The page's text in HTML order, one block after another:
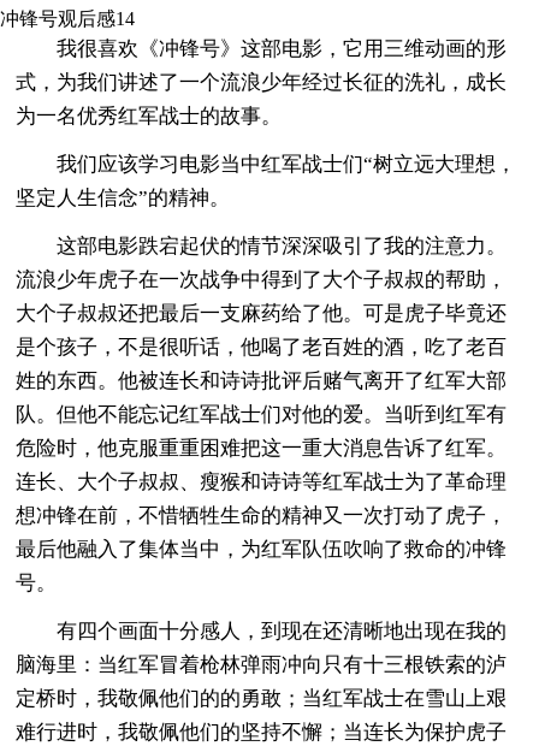
冲锋号观后感14
我很喜欢《冲锋号》这部电影，它用三维动画的形
式，为我们讲述了一个流浪少年经过长征的洗礼，成长
为一名优秀红军战士的故事。
我们应该学习电影当中红军战士们“树立远大理想，
坚定人生信念”的精神。
这部电影跌宕起伏的情节深深吸引了我的注意力。
流浪少年虎子在一次战争中得到了大个子叔叔的帮助，
大个子叔叔还把最后一支麻药给了他。可是虎子毕竟还
是个孩子，不是很听话，他喝了老百姓的酒，吃了老百
姓的东西。他被连长和诗诗批评后赌气离开了红军大部
队。但他不能忘记红军战士们对他的爱。当听到红军有
危险时，他克服重重困难把这一重大消息告诉了红军。
连长、大个子叔叔、瘦猴和诗诗等红军战士为了革命理
想冲锋在前，不惜牺牲生命的精神又一次打动了虎子，
最后他融入了集体当中，为红军队伍吹响了救命的冲锋
号。
有四个画面十分感人，到现在还清晰地出现在我的
脑海里：当红军冒着枪林弹雨冲向只有十三根铁索的泸
定桥时，我敬佩他们的的勇敢；当红军战士在雪山上艰
难行进时，我敬佩他们的坚持不懈；当连长为保护虎子